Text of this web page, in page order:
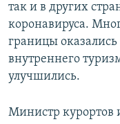
так и в других
коронавируса.
границы
внутреннего
улучшились.
Министр курортов